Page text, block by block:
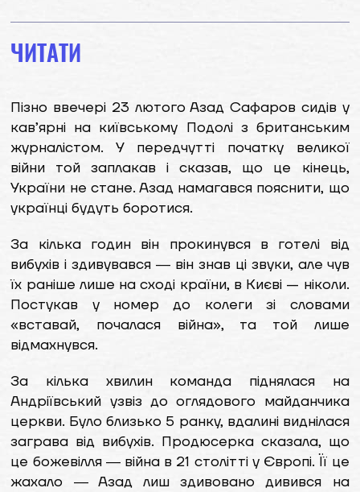
ЧИТАТИ
Пізно ввечері 23 лютого Азад Сафаров сидів у
кав’ярні на київському Подолі з британським
журналістом. У передчутті початку великої
війни той заплакав і сказав, що це кінець,
України не стане. Азад намагався пояснити, що
українці будуть боротися.
За кілька годин він прокинувся в готелі від
вибухів і здивувався ― він знав ці звуки, але чув
їх раніше лише на сході країни, в Києві — ніколи.
Постукав у номер до колеги зі словами
«вставай, почалася війна», та той лише
відмахнувся.
За кілька хвилин команда піднялася на
Андріївський узвіз до оглядового майданчика
церкви. Було близько 5 ранку, вдалині виднілася
заграва від вибухів. Продюсерка сказала, що
це божевілля ― війна в 21 столітті у Європі. Її це
жахало ― Азад лиш здивовано дивився на